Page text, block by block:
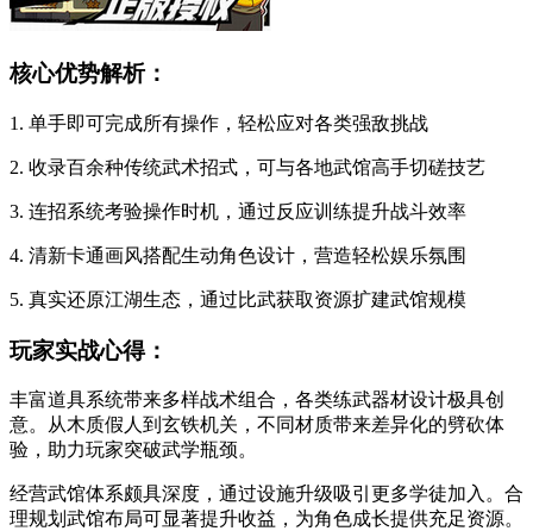
核心优势解析：
1. 单手即可完成所有操作，轻松应对各类强敌挑战
2. 收录百余种传统武术招式，可与各地武馆高手切磋技艺
3. 连招系统考验操作时机，通过反应训练提升战斗效率
4. 清新卡通画风搭配生动角色设计，营造轻松娱乐氛围
5. 真实还原江湖生态，通过比武获取资源扩建武馆规模
玩家实战心得：
丰富道具系统带来多样战术组合，各类练武器材设计极具创
意。从木质假人到玄铁机关，不同材质带来差异化的劈砍体
验，助力玩家突破武学瓶颈。
经营武馆体系颇具深度，通过设施升级吸引更多学徒加入。合
理规划武馆布局可显著提升收益，为角色成长提供充足资源。